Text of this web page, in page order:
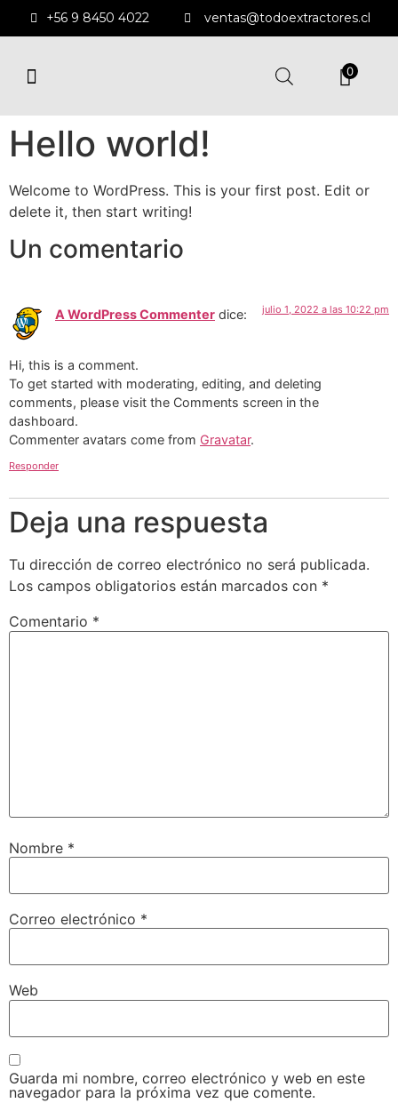
+56 9 8450 4022 ventas@todoextractores.cl
0
Hello world!
Welcome to WordPress. This is your first post. Edit or
delete it, then start writing!
Un comentario
A WordPress Commenter dice: julio 1, 2022 a las 10:22 pm
Hi, this is a comment.
To get started with moderating, editing, and deleting
comments, please visit the Comments screen in the
dashboard.
Commenter avatars come from Gravatar.
Responder
Deja una respuesta
Tu dirección de correo electrónico no será publicada.
Los campos obligatorios están marcados con *
Comentario *
Nombre *
Correo electrónico *
Web
Guarda mi nombre, correo electrónico y web en este
navegador para la próxima vez que comente.